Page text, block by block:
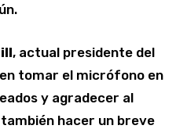
, actual presidente del
tomar el micrófono en
y agradecer al
hacer un breve